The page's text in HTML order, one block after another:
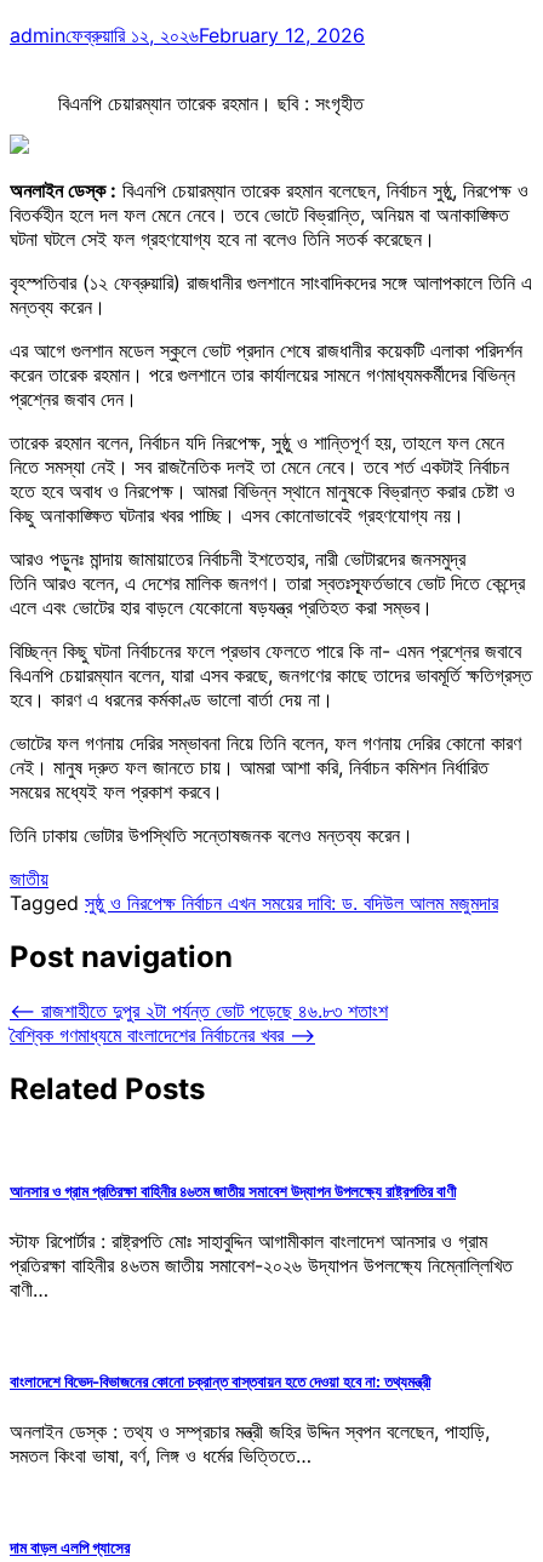
adminফেব্রুয়ারি ১২, ২০২৬February 12, 2026
বিএনপি চেয়ারম্যান তারেক রহমান। ছবি : সংগৃহীত
অনলাইন ডেস্ক : বিএনপি চেয়ারম্যান তারেক রহমান বলেছেন, নির্বাচন সুষ্ঠু, নিরপেক্ষ ও
বিতর্কহীন হলে দল ফল মেনে নেবে। তবে ভোটে বিভ্রান্তি, অনিয়ম বা অনাকাঙ্ক্ষিত
ঘটনা ঘটলে সেই ফল গ্রহণযোগ্য হবে না বলেও তিনি সতর্ক করেছেন।
বৃহস্পতিবার (১২ ফেব্রুয়ারি) রাজধানীর গুলশানে সাংবাদিকদের সঙ্গে আলাপকালে তিনি এ
মন্তব্য করেন।
এর আগে গুলশান মডেল স্কুলে ভোট প্রদান শেষে রাজধানীর কয়েকটি এলাকা পরিদর্শন
করেন তারেক রহমান। পরে গুলশানে তার কার্যালয়ের সামনে গণমাধ্যমকর্মীদের বিভিন্ন
প্রশ্নের জবাব দেন।
তারেক রহমান বলেন, নির্বাচন যদি নিরপেক্ষ, সুষ্ঠু ও শান্তিপূর্ণ হয়, তাহলে ফল মেনে
নিতে সমস্যা নেই। সব রাজনৈতিক দলই তা মেনে নেবে। তবে শর্ত একটাই নির্বাচন
হতে হবে অবাধ ও নিরপেক্ষ। আমরা বিভিন্ন স্থানে মানুষকে বিভ্রান্ত করার চেষ্টা ও
কিছু অনাকাঙ্ক্ষিত ঘটনার খবর পাচ্ছি। এসব কোনোভাবেই গ্রহণযোগ্য নয়।
আরও পড়ুনঃ মান্দায় জামায়াতের নির্বাচনী ইশতেহার, নারী ভোটারদের জনসমুদ্র
তিনি আরও বলেন, এ দেশের মালিক জনগণ। তারা স্বতঃস্ফূর্তভাবে ভোট দিতে কেন্দ্রে
এলে এবং ভোটের হার বাড়লে যেকোনো ষড়যন্ত্র প্রতিহত করা সম্ভব।
বিচ্ছিন্ন কিছু ঘটনা নির্বাচনের ফলে প্রভাব ফেলতে পারে কি না- এমন প্রশ্নের জবাবে
বিএনপি চেয়ারম্যান বলেন, যারা এসব করছে, জনগণের কাছে তাদের ভাবমূর্তি ক্ষতিগ্রস্ত
হবে। কারণ এ ধরনের কর্মকাণ্ড ভালো বার্তা দেয় না।
ভোটের ফল গণনায় দেরির সম্ভাবনা নিয়ে তিনি বলেন, ফল গণনায় দেরির কোনো কারণ
নেই। মানুষ দ্রুত ফল জানতে চায়। আমরা আশা করি, নির্বাচন কমিশন নির্ধারিত
সময়ের মধ্যেই ফল প্রকাশ করবে।
তিনি ঢাকায় ভোটার উপস্থিতি সন্তোষজনক বলেও মন্তব্য করেন।
জাতীয়
Tagged সুষ্ঠু ও নিরপেক্ষ নির্বাচন এখন সময়ের দাবি: ড. বদিউল আলম মজুমদার
Post navigation
⟵ রাজশাহীতে দুপুর ২টা পর্যন্ত ভোট পড়েছে ৪৬.৮৩ শতাংশ
বৈশ্বিক গণমাধ্যমে বাংলাদেশের নির্বাচনের খবর ⟶
Related Posts
আনসার ও গ্রাম প্রতিরক্ষা বাহিনীর ৪৬তম জাতীয় সমাবেশ উদ্যাপন উপলক্ষ্যে রাষ্ট্রপতির বাণী
স্টাফ রিপোর্টার : রাষ্ট্রপতি মোঃ সাহাবুদ্দিন আগামীকাল বাংলাদেশ আনসার ও গ্রাম
প্রতিরক্ষা বাহিনীর ৪৬তম জাতীয় সমাবেশ-২০২৬ উদ্যাপন উপলক্ষ্যে নিম্নোল্লিখিত
বাণী…
বাংলাদেশে বিভেদ-বিভাজনের কোনো চক্রান্ত বাস্তবায়ন হতে দেওয়া হবে না: তথ্যমন্ত্রী
অনলাইন ডেস্ক : তথ্য ও সম্প্রচার মন্ত্রী জহির উদ্দিন স্বপন বলেছেন, পাহাড়ি,
সমতল কিংবা ভাষা, বর্ণ, লিঙ্গ ও ধর্মের ভিত্তিতে…
দাম বাড়ল এলপি গ্যাসের